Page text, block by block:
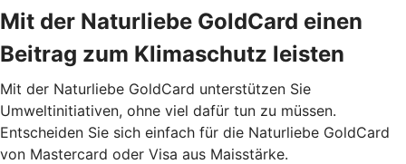
Mit der Naturliebe GoldCard einen
Beitrag zum Klimaschutz leisten
Mit der Naturliebe GoldCard unterstützen Sie
Umweltinitiativen, ohne viel dafür tun zu müssen.
Entscheiden Sie sich einfach für die Naturliebe GoldCard
von Mastercard oder Visa aus Maisstärke.